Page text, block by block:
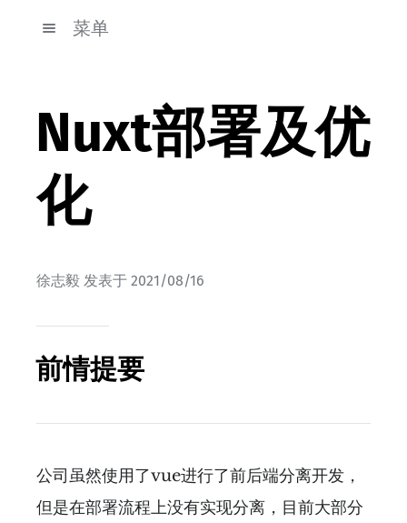
菜单
Nuxt部署及优
化
徐志毅 发表于 2021/08/16
前情提要
公司虽然使用了vue进行了前后端分离开发，
但是在部署流程上没有实现分离，目前大部分